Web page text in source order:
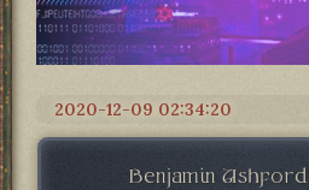
2020-12-09 02:34:20
Benjamin Ashford